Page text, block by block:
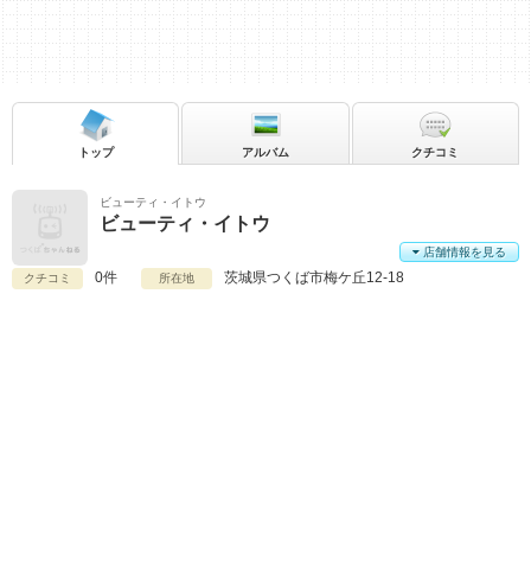
ビューティ・イトウ
ビューティ・イトウ
クチコミ 0件 所在地 茨城県つくば市梅ケ丘12-18
店舗情報を見る
トップ アルバム クチコミ